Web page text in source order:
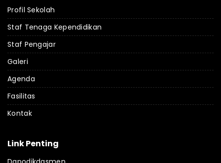
Profil Sekolah
Staf Tenaga Kependidikan
Staf Pengajar
Galeri
Agenda
Fasilitas
Kontak
Link Penting